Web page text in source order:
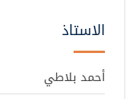
الاستاذ
أحمد بلاطي